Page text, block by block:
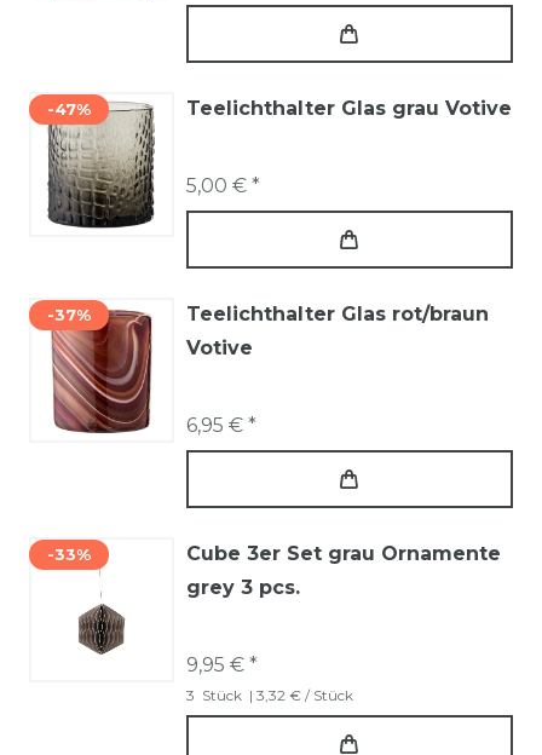
-47% Teelichthalter Glas grau Votive
5,00 € *
-37%
Teelichthalter Glas rot/braun
Votive
6,95 € *
-33%
Cube 3er Set grau Ornamente
grey 3 pcs.
9,95 € *
3 Stück | 3,32 € / Stück